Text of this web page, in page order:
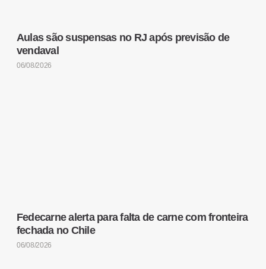
Aulas são suspensas no RJ após previsão de
vendaval
06/08/2026
Fedecarne alerta para falta de carne com fronteira
fechada no Chile
06/08/2026